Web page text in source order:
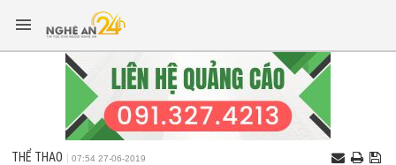
THỂ THAO 07:54 27-06-2019